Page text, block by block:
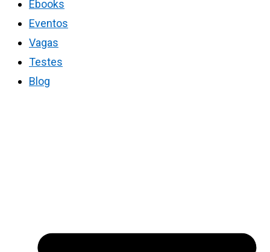
Ebooks
Eventos
Vagas
Testes
Blog